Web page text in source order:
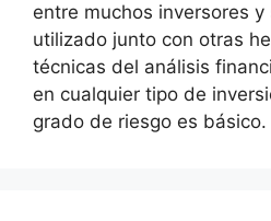
entre muchos inversores
utilizado junto con otras
técnicas del análisis
en cualquier tipo de
grado de riesgo es básico.